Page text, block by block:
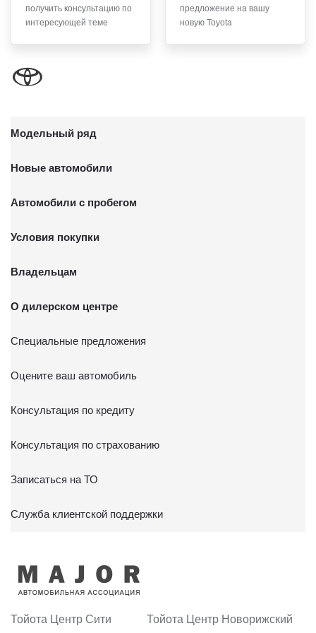
письменного заявления Обществу заказным почтовым
ТПЗ «Алтуфьево», вл. 5, стр. 1.
получить консультацию по
интересующей теме
предложение на вашу
новую Toyota
Модельный ряд
Новые автомобили
Автомобили с пробегом
Условия покупки
Владельцам
О дилерском центре
Специальные предложения
Оцените ваш автомобиль
Консультация по кредиту
Консультация по страхованию
Записаться на ТО
Служба клиентской поддержки
Тойота Центр Сити Тойота Центр Новорижский